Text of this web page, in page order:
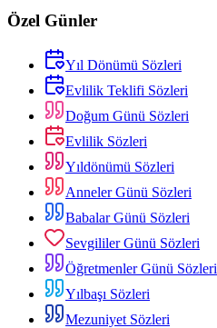
Özel Günler
Yıl Dönümü Sözleri
Evlilik Teklifi Sözleri
Doğum Günü Sözleri
Evlilik Sözleri
Yıldönümü Sözleri
Anneler Günü Sözleri
Babalar Günü Sözleri
Sevgililer Günü Sözleri
Öğretmenler Günü Sözleri
Yılbaşı Sözleri
Mezuniyet Sözleri